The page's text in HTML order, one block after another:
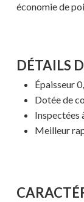
économie de
DÉTAILS
Épaisseur
Dotée de
Inspectées
Meilleur